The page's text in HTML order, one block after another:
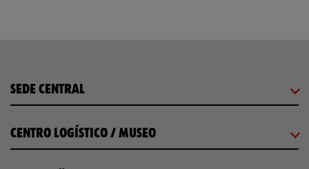
SEDE CENTRAL
CENTRO LOGÍSTICO / MUSEO